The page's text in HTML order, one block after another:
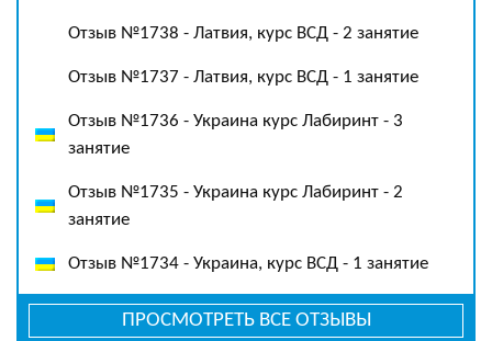
Отзыв №1738 - Латвия, курс ВСД - 2 занятие
Отзыв №1737 - Латвия, курс ВСД - 1 занятие
Отзыв №1736 - Украина курс Лабиринт - 3
занятие
Отзыв №1735 - Украина курс Лабиринт - 2
занятие
Отзыв №1734 - Украина, курс ВСД - 1 занятие
ПРОСМОТРЕТЬ ВСЕ ОТЗЫВЫ